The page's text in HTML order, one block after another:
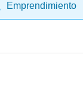
Emprendimiento